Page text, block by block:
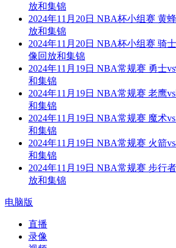
放和集锦
2024年11月20日 NBA杯小组赛 黄
放和集锦
2024年11月20日 NBA杯小组赛 骑
像回放和集锦
2024年11月19日 NBA常规赛 勇士
和集锦
2024年11月19日 NBA常规赛 老鹰
和集锦
2024年11月19日 NBA常规赛 魔术
和集锦
2024年11月19日 NBA常规赛 火箭
和集锦
2024年11月19日 NBA常规赛 步行
放和集锦
电脑版
直播
录像